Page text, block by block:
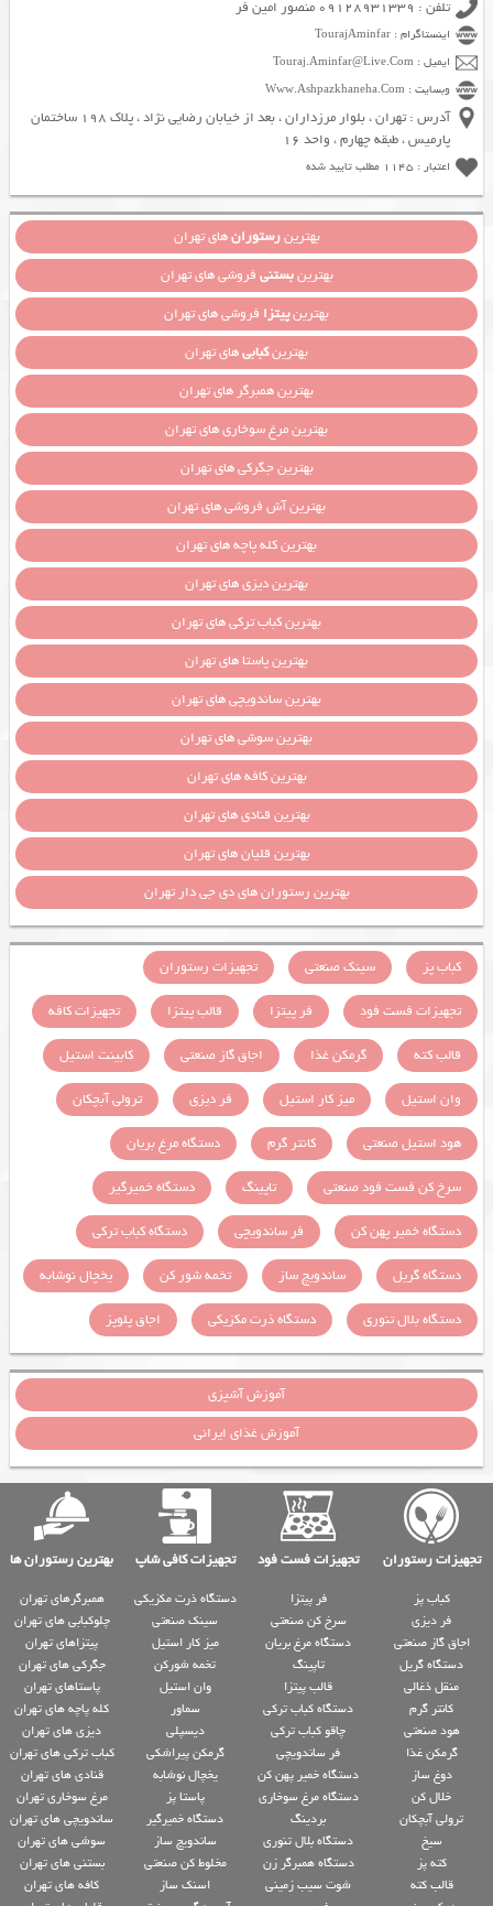
تلفن : 09128931339 منصور امین فر
اینستاگرام : TourajAminfar
ایمیل : Touraj.Aminfar@Live.Com
وبسایت : Www.Ashpazkhaneha.Com
آدرس : تهران ، بلوار مرزداران ، بعد از خیابان رضایی نژاد ، پلاک 198 ساختمان
پارمیس ، طبقه چهارم ، واحد 16
اعتبار : 1145 مطلب تایید شده
بهترینرستورانهای تهران
بهترینبستنی فروشی های تهران
بهترینپیتزا فروشی های تهران
بهترینکبابیهای تهران
بهترین همبرگر های تهران
بهترین مرغ سوخاری های تهران
بهترین جگرکی های تهران
بهترین آش فروشی های تهران
بهترین کله پاچه های تهران
بهترین دیزی های تهران
بهترین کباب ترکی های تهران
بهترین پاستا های تهران
بهترین ساندویچی های تهران
بهترین سوشی های تهران
بهترین کافه های تهران
بهترین قنادی های تهران
بهترین قلیان های تهران
بهترین رستوران های دی جی دار تهران
کباب پز سینک صنعتی
تجهیزات رستوران
تجهیزات فست فود
فر پیتزا قالب پیتزا
تجهیزات کافه
قالب کته
گرمکن غذا اجاق گاز صنعتی
کابینت استیل
وان استیل
میز کار استیل فر دیزی
ترولی آبچکان
هود استیل صنعتی
کانتر گرم
دستگاه مرغ بریان
سرخ کن فست فود صنعتی
تاپینگ
دستگاه خمیرگیر
دستگاه خمیر پهن کن
فر ساندویچی
دستگاه کباب ترکی
دستگاه گریل
ساندویچ ساز تخمه شور کن
یخچال نوشابه
دستگاه بلال تنوری
دستگاه ذرت مکزیکی اجاق پلوپز
آموزش آشپزی
آموزش غذای ایرانی
تجهیزات رستوران تجهیزات فست فود تجهیزات کافی شاپ بهترین رستوران ها
کباب پز
فر دیزی
اجاق گاز صنعتی
دستگاه گریل
منقل ذغالی
کانتر گرم
هود صنعتی
گرمکن غذا
دوغ ساز
خلال کن
ترولی آبچکان
سیخ
کته پز
قالب کته
فر پیتزا
سرخ کن صنعتی
دستگاه مرغ بریان
تاپینگ
قالب پیتزا
دستگاه کباب ترکی
چاقو کباب ترکی
فر ساندویچی
دستگاه خمیر پهن کن
دستگاه مرغ سوخاری
بردینگ
دستگاه بلال تنوری
دستگاه همبرگر زن
شوت سیب زمینی
دستگاه ذرت مکزیکی
سینک صنعتی
میز کار استیل
تخمه شورکن
وان استیل
سماور
دیسپلی
گرمکن پیراشکی
یخچال نوشابه
پاستا پز
دستگاه خمیرگیر
ساندویچ ساز
مخلوط کن صنعتی
اسنک ساز
همبرگرهای تهران
چلوکبابی های تهران
پیتزاهای تهران
جگرکی های تهران
پاستاهای تهران
کله پاچه های تهران
دیزی های تهران
کباب ترکی های تهران
قنادی های تهران
مرغ سوخاری تهران
ساندویچی های تهران
سوشی های تهران
بستنی های تهران
کافه های تهران